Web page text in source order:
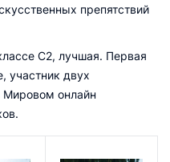
препятствий
С2, лучшая. Первая
участник двух
Мировом онлайн